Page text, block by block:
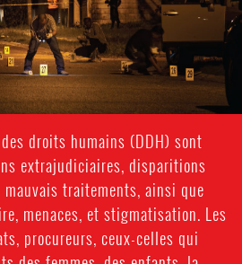
droits humains (DDH) sont
extrajudiciaires, disparitions
traitements, ainsi que
menaces, et stigmatisation. Les
procureurs, ceux-celles qui